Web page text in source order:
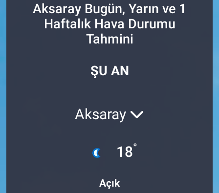
Aksaray Bugün, Yarın ve 1
Haftalık Hava Durumu
Tahmini
ŞU AN
Aksaray
18°
Açık